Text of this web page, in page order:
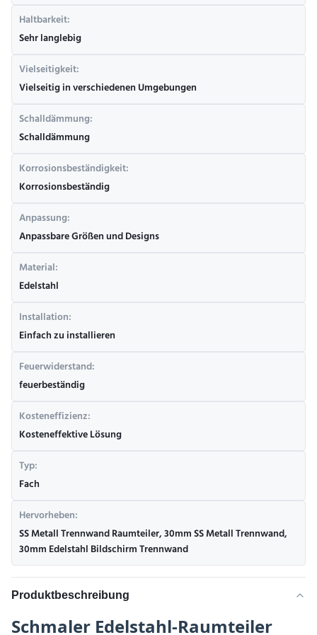
Haltbarkeit:
Sehr langlebig
Vielseitigkeit:
Vielseitig in verschiedenen Umgebungen
Schalldämmung:
Schalldämmung
Korrosionsbeständigkeit:
Korrosionsbeständig
Anpassung:
Anpassbare Größen und Designs
Material:
Edelstahl
Installation:
Einfach zu installieren
Feuerwiderstand:
feuerbeständig
Kosteneffizienz:
Kosteneffektive Lösung
Typ:
Fach
Hervorheben:
SS Metall Trennwand Raumteiler,30mm SS Metall Trennwand,
30mm Edelstahl Bildschirm Trennwand
Produktbeschreibung
Schmaler Edelstahl-Raumteiler